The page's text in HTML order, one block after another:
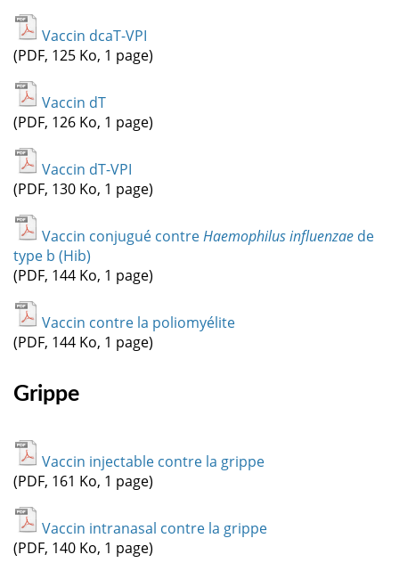
Vaccin dcaT-VPI
(PDF, 125 Ko, 1 page)
Vaccin dT
(PDF, 126 Ko, 1 page)
Vaccin dT-VPI
(PDF, 130 Ko, 1 page)
Vaccin conjugué contreHaemophilus influenzae de
type b (Hib)
(PDF, 144 Ko, 1 page)
Vaccin contre la poliomyélite
(PDF, 144 Ko, 1 page)
Grippe
Vaccin injectable contre la grippe
(PDF, 161 Ko, 1 page)
Vaccin intranasal contre la grippe
(PDF, 140 Ko, 1 page)